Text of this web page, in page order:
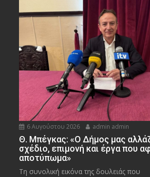
6 Αυγούστου 2026 admin admin
Θ. Μπέγκας: «Ο Δήμος μας
σχέδιο, επιμονή και έργα που
αποτύπωμα»
Τη συνολική εικόνα της δουλειάς που